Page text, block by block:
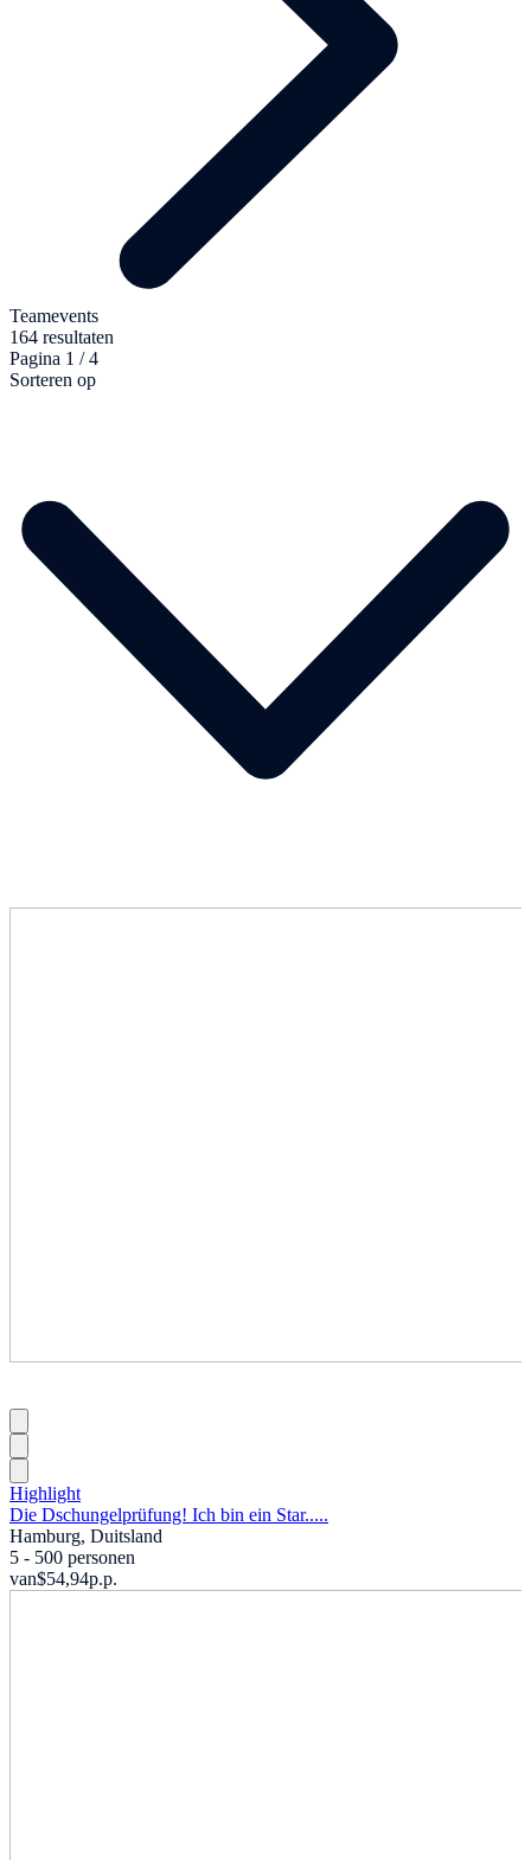
Teamevents
164 resultaten
Pagina 1 / 4
Sorteren op
Highlight
Die Dschungelprüfung! Ich bin ein Star.....
Hamburg, Duitsland
5 - 500 personen
van$54,94p.p.